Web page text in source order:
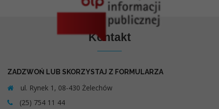
Kontakt
ZADZWOŃ LUB SKORZYSTAJ Z FORMULARZA
ul. Rynek 1, 08-430 Żelechów
(25) 754 11 44